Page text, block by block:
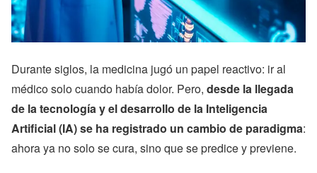
Durante siglos, la medicina jugó un papel reactivo: ir al
médico solo cuando había dolor. Pero, desde la llegada
de la tecnología y el desarrollo de la Inteligencia
Artificial (IA) se ha registrado un cambio de paradigma:
ahora ya no solo se cura, sino que se predice y previene.